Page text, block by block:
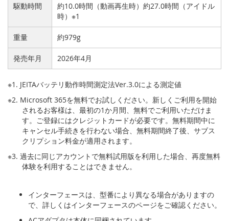
駆動時間
約10.0時間（動画再生時）約27.0時間（アイドル
時）※1
重量 約979g
発売年月 2026年4月
※1. JEITAバッテリ動作時間測定法Ver.3.0による測定値
※2. Microsoft 365を無料でお試しください。新しくご利用を開始
されるお客様は、最初の1か月間、無料でご利用いただけま
す。ご登録にはクレジットカードが必要です。無料期間中に
キャンセル手続きを行わない場合、無料期間終了後、サブス
クリプション料金が適用されます。
※3. 過去に同じアカウントで無料試用版を利用した場合、再度無料
体験を利用することはできません。
インターフェースは、型番により異なる場合がありますの
で、詳しくはインターフェースのページをご確認ください。